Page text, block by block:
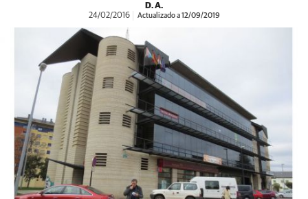
D. A.
24/02/2016 Actualizado a 12/09/2019